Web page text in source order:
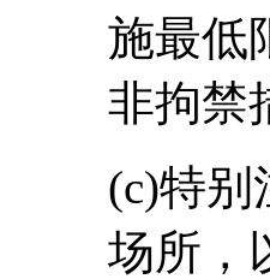
施最低
非拘禁
(c)特别
场所，